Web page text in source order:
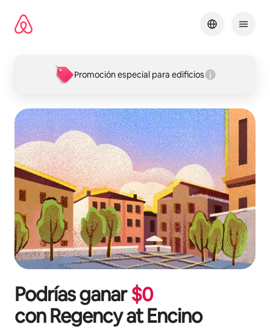
contenido
Promoción especial para edificios
Podrías ganar$0
conRegency at Encino